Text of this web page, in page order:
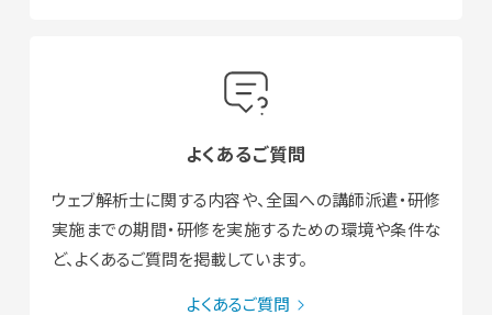
よくあるご質問
ウェブ解析士に関する内容や、全国への講師派遣・研修
実施までの期間・研修を実施するための環境や条件な
ど、よくあるご質問を掲載しています。
よくあるご質問